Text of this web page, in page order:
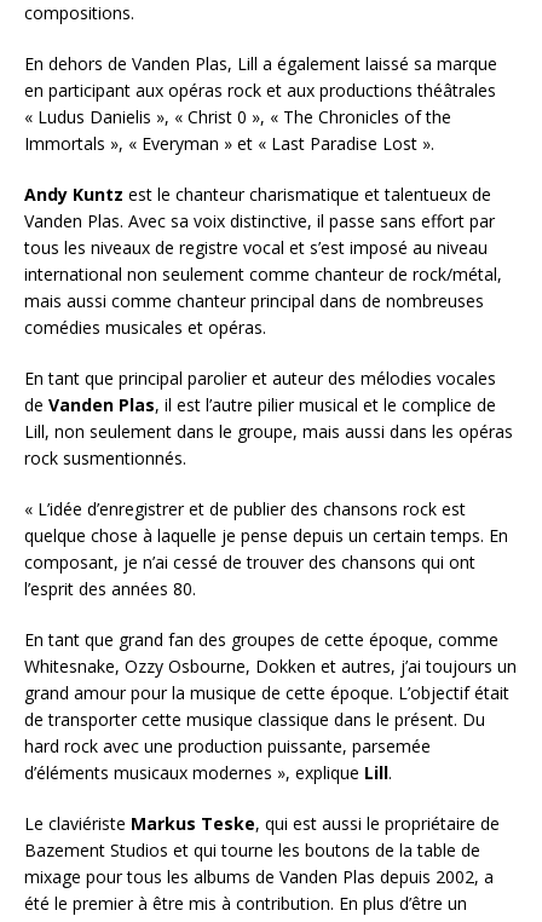
compositions.
En dehors de Vanden Plas, Lill a également laissé sa marque
en participant aux opéras rock et aux productions théâtrales
« Ludus Danielis », « Christ 0 », « The Chronicles of the
Immortals », « Everyman » et « Last Paradise Lost ».
Andy Kuntz est le chanteur charismatique et talentueux de
Vanden Plas. Avec sa voix distinctive, il passe sans effort par
tous les niveaux de registre vocal et s’est imposé au niveau
international non seulement comme chanteur de rock/métal,
mais aussi comme chanteur principal dans de nombreuses
comédies musicales et opéras.
En tant que principal parolier et auteur des mélodies vocales
de Vanden Plas, il est l’autre pilier musical et le complice de
Lill, non seulement dans le groupe, mais aussi dans les opéras
rock susmentionnés.
« L’idée d’enregistrer et de publier des chansons rock est
quelque chose à laquelle je pense depuis un certain temps. En
composant, je n’ai cessé de trouver des chansons qui ont
l’esprit des années 80.
En tant que grand fan des groupes de cette époque, comme
Whitesnake, Ozzy Osbourne, Dokken et autres, j’ai toujours un
grand amour pour la musique de cette époque. L’objectif était
de transporter cette musique classique dans le présent. Du
hard rock avec une production puissante, parsemée
d’éléments musicaux modernes », explique Lill.
Le claviériste Markus Teske, qui est aussi le propriétaire de
Bazement Studios et qui tourne les boutons de la table de
mixage pour tous les albums de Vanden Plas depuis 2002, a
été le premier à être mis à contribution. En plus d’être un